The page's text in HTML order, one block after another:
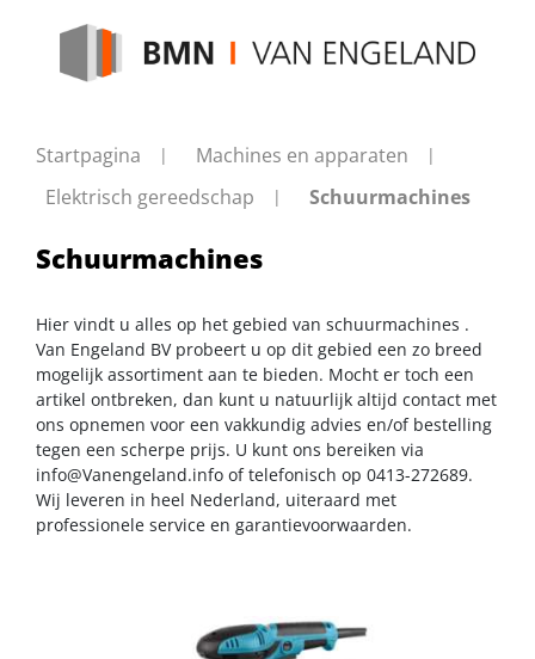
Startpagina
Machines en apparaten
Elektrisch gereedschap
Schuurmachines
Schuurmachines
Hier vindt u alles op het gebied van schuurmachines .
Van Engeland BV probeert u op dit gebied een zo breed
mogelijk assortiment aan te bieden. Mocht er toch een
artikel ontbreken, dan kunt u natuurlijk altijd contact met
ons opnemen voor een vakkundig advies en/of bestelling
tegen een scherpe prijs. U kunt ons bereiken via
info@Vanengeland.info of telefonisch op 0413-272689.
Wij leveren in heel Nederland, uiteraard met
professionele service en garantievoorwaarden.